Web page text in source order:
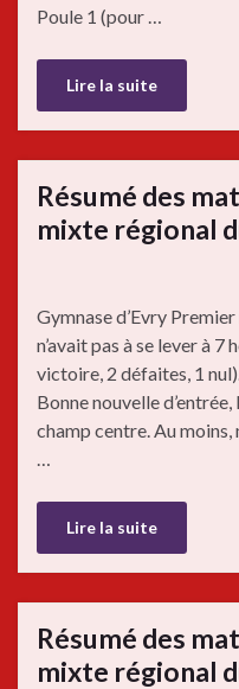
Poule 1 (pour …
Lire la suite
Résumé des
mixte régional
Gymnase d’Evry
n’avait pas à se lever à 7
victoire, 2 défaites, 1
Bonne nouvelle
champ centre. Au
…
Lire la suite
Résumé des
mixte régional